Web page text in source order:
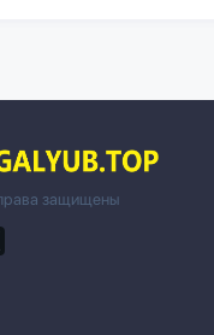
защищены